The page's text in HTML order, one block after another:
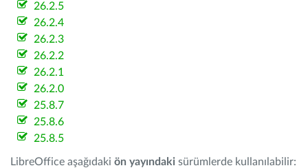
26.2.5
26.2.4
26.2.3
26.2.2
26.2.1
26.2.0
25.8.7
25.8.6
25.8.5
LibreOffice aşağıdaki ön yayındaki sürümlerde kullanılabilir: